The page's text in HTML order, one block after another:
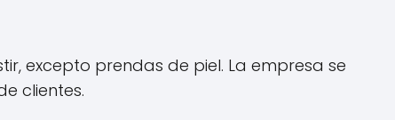
excepto prendas de piel. La empresa se
clientes.